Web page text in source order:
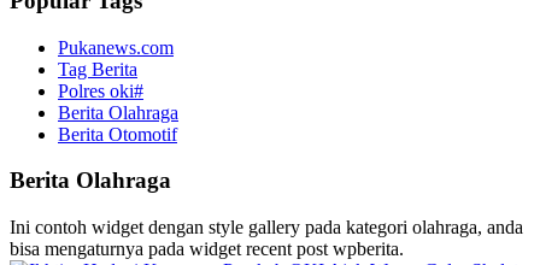
Pukanews.com
Tag Berita
Polres oki#
Berita Olahraga
Berita Otomotif
Berita Olahraga
Ini contoh widget dengan style gallery pada kategori olahraga, anda
bisa mengaturnya pada widget recent post wpberita.